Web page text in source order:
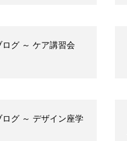
ログ ～ ケア講習会
グ ～ デザイン座学